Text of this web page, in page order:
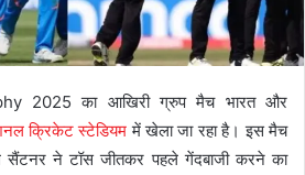
2025 का आखिरी ग्रुप मैच भारत और
क्रिकेट स्टेडियम में खेला जा रहा है। इस मैच
सैंटनर ने टॉस जीतकर पहले गेंदबाजी करने का